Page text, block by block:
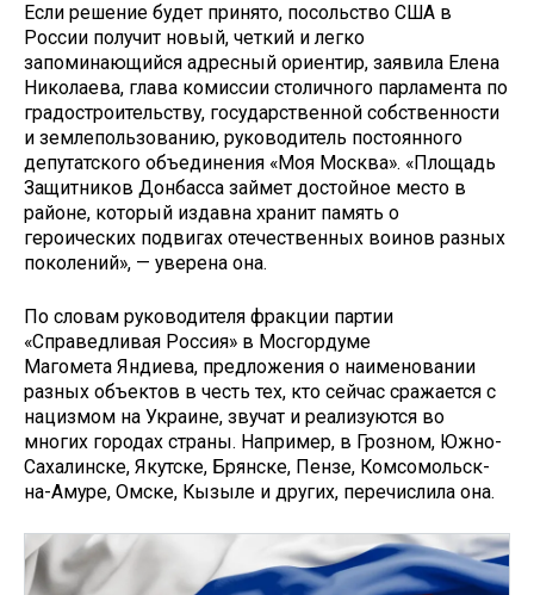
Если решение будет принято, посольство США в
России получит новый, четкий и легко
запоминающийся адресный ориентир, заявила Елена
Николаева, глава комиссии столичного парламента по
градостроительству, государственной собственности
и землепользованию, руководитель постоянного
депутатского объединения «Моя Москва». «Площадь
Защитников Донбасса займет достойное место в
районе, который издавна хранит память о
героических подвигах отечественных воинов разных
поколений», — уверена она.
По словам руководителя фракции партии
«Справедливая Россия» в Мосгордуме
Магомета Яндиева, предложения о наименовании
разных объектов в честь тех, кто сейчас сражается с
нацизмом на Украине, звучат и реализуются во
многих городах страны. Например, в Грозном, Южно-
Сахалинске, Якутске, Брянске, Пензе, Комсомольск-
на-Амуре, Омске, Кызыле и других, перечислила она.